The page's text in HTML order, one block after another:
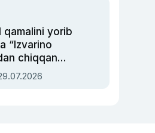
qamalini yorib
“Izvarino
chiqqan
— Ukraina